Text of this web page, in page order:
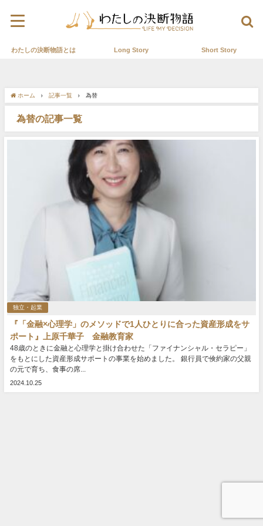
わたしの決断物語とは Long Story Short Story
ホーム 記事一覧 為替
為替の記事一覧
独立・起業
『「金融×心理学」のメソッドで1人ひとりに合った資産形成をサ
ポート』上原千華子 金融教育家
48歳のときに金融と心理学と掛け合わせた「ファイナンシャル・セラピー」
をもとにした資産形成サポートの事業を始めました。 銀行員で倹約家の父親
の元で育ち、食事の席...
2024.10.25